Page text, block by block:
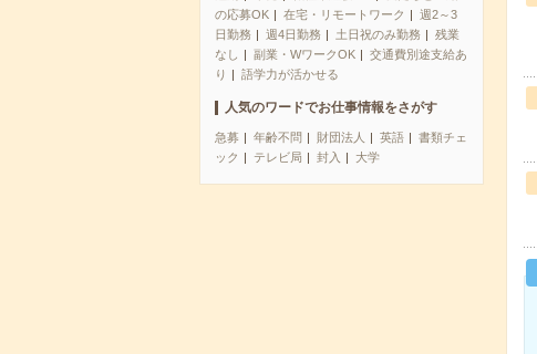
の応募OK
在宅・リモートワーク
週2～3
日勤務
週4日勤務 土日祝のみ勤務
残業
なし
副業・WワークOK
交通費別途支給あ
り
語学力が活かせる
人気のワードでお仕事情報をさがす
急募 年齢不問 財団法人 英語
書類チェ
ック
テレビ局 封入 大学